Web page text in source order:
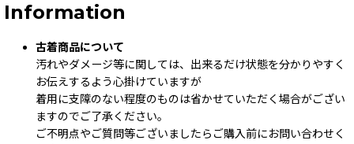
Information
古着商品について
汚れやダメージ等に関しては、出来るだけ状態を分かりやすく
お伝えするよう心掛けていますが
着用に支障のない程度のものは省かせていただく場合がござい
ますのでご了承ください。
ご不明点やご質問等ございましたらご購入前にお問い合わせく